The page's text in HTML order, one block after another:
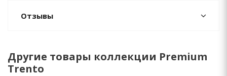
Отзывы
Другие товары коллекции Premium
Trento